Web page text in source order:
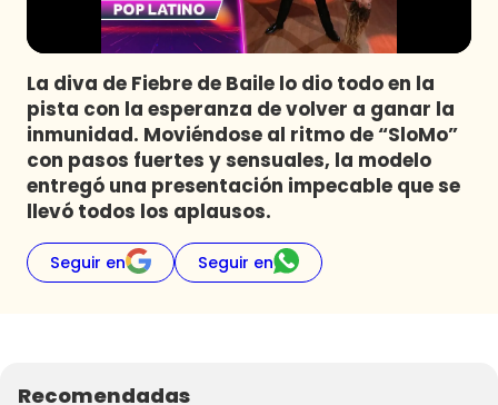
La diva de Fiebre de Baile lo dio todo en la
pista con la esperanza de volver a ganar la
inmunidad. Moviéndose al ritmo de “SloMo”
con pasos fuertes y sensuales, la modelo
entregó una presentación impecable que se
llevó todos los aplausos.
Seguir en Seguir en
Recomendadas
Contigo en Directo
Plan Perfecto
El Tiempo
Sabingo
Todos Los Programas